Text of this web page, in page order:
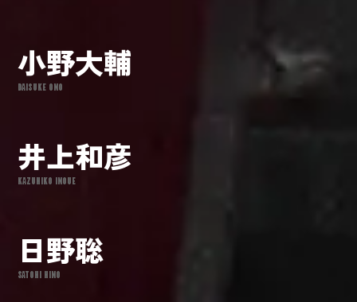
小野大輔
DAISUKE ONO
井上和彦
KAZUHIKO INOUE
日野聡
SATOHI HINO